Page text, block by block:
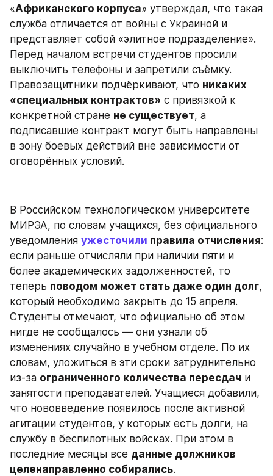
«Африканского корпуса» утверждал, что такая
служба отличается от войны с Украиной и
представляет собой «элитное подразделение».
Перед началом встречи студентов просили
выключить телефоны и запретили съёмку.
Правозащитники подчёркивают, что никаких
«специальных контрактов» с привязкой к
конкретной стране не существует, а
подписавшие контракт могут быть направлены
в зону боевых действий вне зависимости от
оговорённых условий.
В Российском технологическом университете
МИРЭА, по словам учащихся, без официального
уведомления ужесточили правила отчисления:
если раньше отчисляли при наличии пяти и
более академических задолженностей, то
теперь поводом может стать даже один долг,
который необходимо закрыть до 15 апреля.
Студенты отмечают, что официально об этом
нигде не сообщалось — они узнали об
изменениях случайно в учебном отделе. По их
словам, уложиться в эти сроки затруднительно
из-за ограниченного количества пересдач и
занятости преподавателей. Учащиеся добавили,
что нововведение появилось после активной
агитации студентов, у которых есть долги, на
службу в беспилотных войсках. При этом в
последние месяцы все данные должников
целенаправленно собирались.